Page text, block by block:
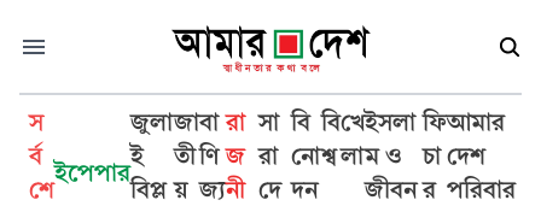
স
র্ব
শে
ইপেপার
জুলা
ই
বিপ্ল
জা
তী
য়
বা
ণি
জ্য
রা
জ
নী
সা
রা
দে
বি
নো
দন
বি
শ্ব
খে
লা
ইসলা
ম ও
জীবন
ফি
চা
র
আমার
দেশ
পরিবার